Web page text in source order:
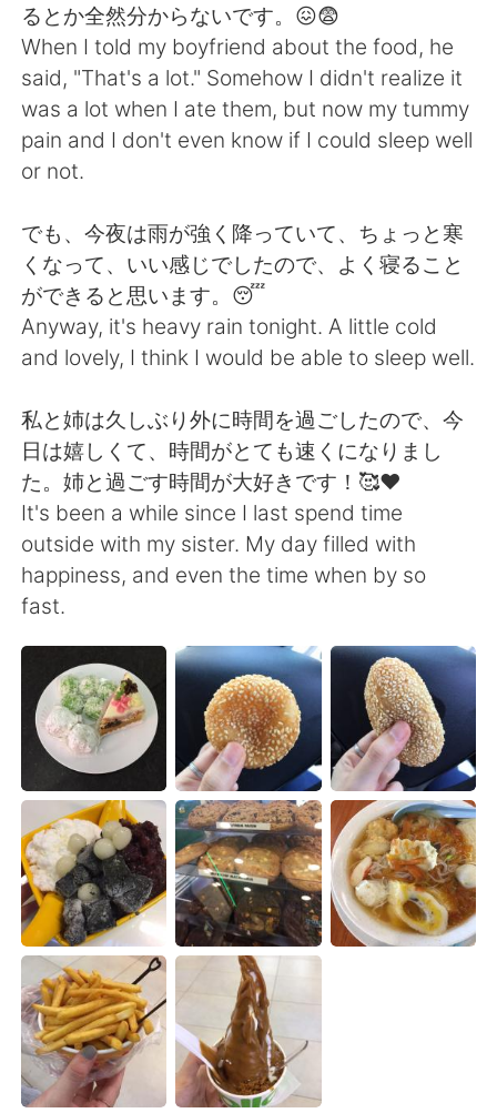
るとか全然分からないです。😖😨
When I told my boyfriend about the food, he
said, "That's a lot." Somehow I didn't realize it
was a lot when I ate them, but now my tummy
pain and I don't even know if I could sleep well
or not.
でも、今夜は雨が強く降っていて、ちょっと寒
くなって、いい感じでしたので、よく寝ること
ができると思います。😴
Anyway, it's heavy rain tonight. A little cold
and lovely, I think I would be able to sleep well.
私と姉は久しぶり外に時間を過ごしたので、今
日は嬉しくて、時間がとても速くになりまし
た。姉と過ごす時間が大好きです！🥰❤️
It's been a while since I last spend time
outside with my sister. My day filled with
happiness, and even the time when by so
fast.